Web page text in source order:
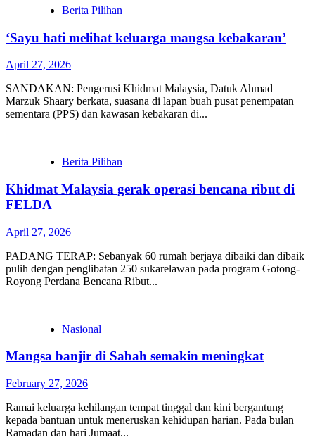
Berita Pilihan
‘Sayu hati melihat keluarga mangsa kebakaran’
April 27, 2026
SANDAKAN: Pengerusi Khidmat Malaysia, Datuk Ahmad
Marzuk Shaary berkata, suasana di lapan buah pusat penempatan
sementara (PPS) dan kawasan kebakaran di...
Berita Pilihan
Khidmat Malaysia gerak operasi bencana ribut di
FELDA
April 27, 2026
PADANG TERAP: Sebanyak 60 rumah berjaya dibaiki dan dibaik
pulih dengan penglibatan 250 sukarelawan pada program Gotong-
Royong Perdana Bencana Ribut...
Nasional
Mangsa banjir di Sabah semakin meningkat
February 27, 2026
Ramai keluarga kehilangan tempat tinggal dan kini bergantung
kepada bantuan untuk meneruskan kehidupan harian. Pada bulan
Ramadan dan hari Jumaat...